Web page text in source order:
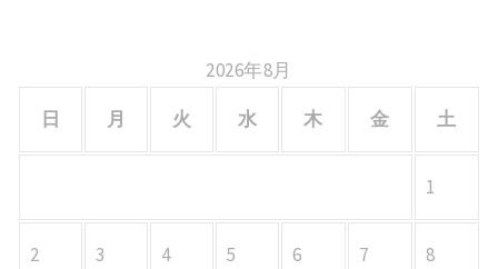
2026年8月
日
月 火 水 木 金 土
1
2 3 4 5 6 7 8